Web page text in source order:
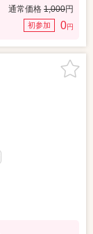
通常価格 1,000円
初参加 0円